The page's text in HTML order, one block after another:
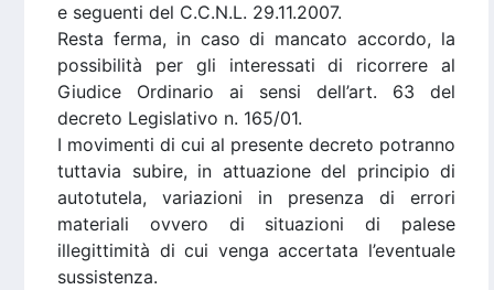
e seguenti del C.C.N.L. 29.11.2007.
Resta ferma, in caso di mancato accordo, la
possibilità per gli interessati di ricorrere al
Giudice Ordinario ai sensi dell’art. 63 del
decreto Legislativo n. 165/01.
I movimenti di cui al presente decreto potranno
tuttavia subire, in attuazione del principio di
autotutela, variazioni in presenza di errori
materiali ovvero di situazioni di palese
illegittimità di cui venga accertata l’eventuale
sussistenza.